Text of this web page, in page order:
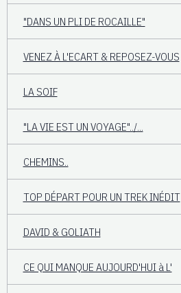
"DANS UN PLI DE ROCAILLE"
VENEZ À L'ECART & REPOSEZ-VOUS
LA SOIF
"LA VIE EST UN VOYAGE"../...
CHEMINS..
TOP DÉPART POUR UN TREK INÉDIT
DAVID & GOLIATH
CE QUI MANQUE AUJOURD'HUI à L'